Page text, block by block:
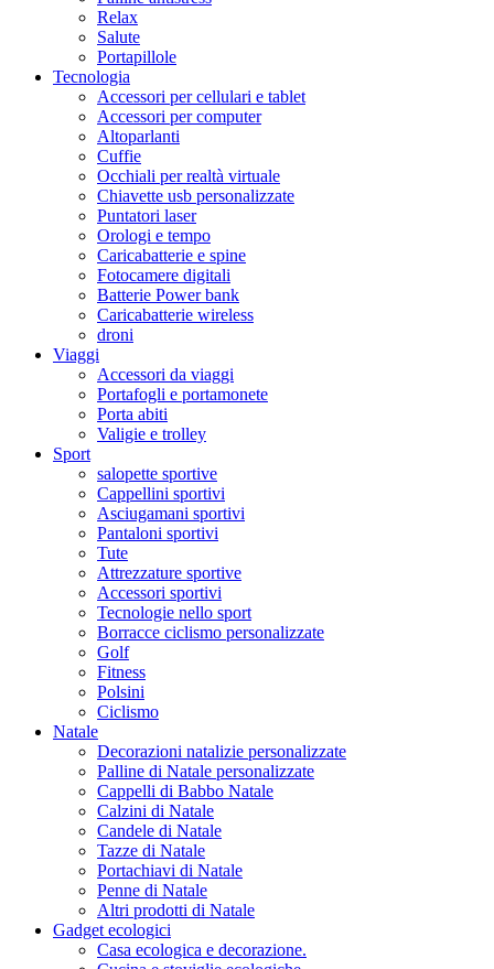
Relax
Salute
Portapillole
Tecnologia
Accessori per cellulari e tablet
Accessori per computer
Altoparlanti
Cuffie
Occhiali per realtà virtuale
Chiavette usb personalizzate
Puntatori laser
Orologi e tempo
Caricabatterie e spine
Fotocamere digitali
Batterie Power bank
Caricabatterie wireless
droni
Viaggi
Accessori da viaggi
Portafogli e portamonete
Porta abiti
Valigie e trolley
Sport
salopette sportive
Cappellini sportivi
Asciugamani sportivi
Pantaloni sportivi
Tute
Attrezzature sportive
Accessori sportivi
Tecnologie nello sport
Borracce ciclismo personalizzate
Golf
Fitness
Polsini
Ciclismo
Natale
Decorazioni natalizie personalizzate
Palline di Natale personalizzate
Cappelli di Babbo Natale
Calzini di Natale
Candele di Natale
Tazze di Natale
Portachiavi di Natale
Penne di Natale
Altri prodotti di Natale
Gadget ecologici
Casa ecologica e decorazione.